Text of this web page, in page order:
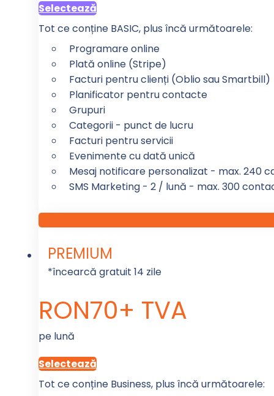
Selectează
Tot ce conține BASIC, plus încă următoarele:
Programare online
Plată online (Stripe)
Facturi pentru clienți (Oblio sau Smartbill)
Planificator pentru contacte
Grupuri
Categorii - punct de lucru
Facturi pentru servicii
Evenimente cu dată unică
Mesaj notificare personalizat - max. 240
SMS Marketing - 2 / lună - max. 300
PREMIUM
*încearcă gratuit 14 zile
RON70+ TVA
pe lună
Selectează
Tot ce conține Business, plus încă următoarele: